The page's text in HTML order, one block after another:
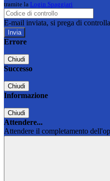
tramite la Login Spaggiari
E-mail inviata, si prega di
Errore
Chiudi
Successo
Chiudi
Informazione
Chiudi
Attendere...
Attendere il completamento